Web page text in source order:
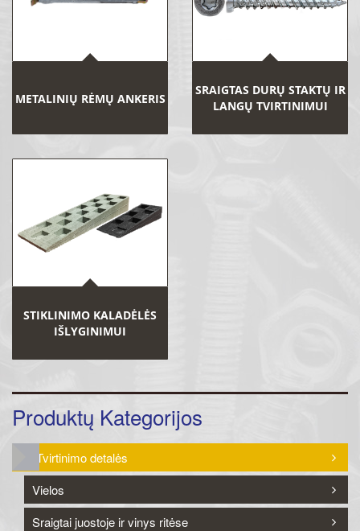
METALINIŲ RĖMŲ ANKERIS
SRAIGTAS DURŲ STAKTŲ IR
LANGŲ TVIRTINIMUI
STIKLINIMO KALADĖLĖS
IŠLYGINIMUI
Produktų Kategorijos
Tvirtinimo detalės
Vielos
Sraigtai juostoje ir vinys ritėse